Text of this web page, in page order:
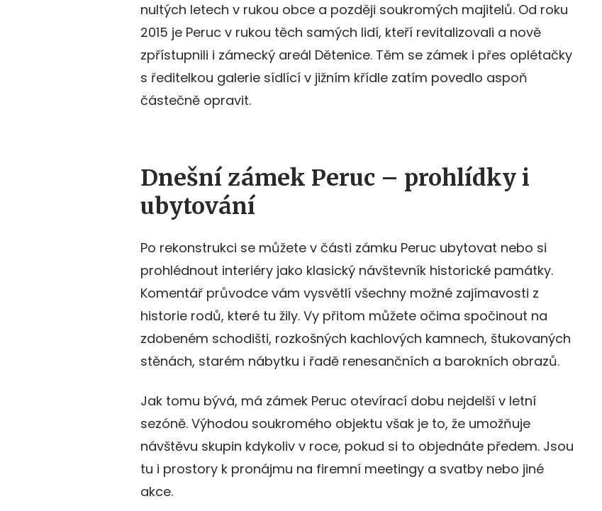
nultých letech v rukou obce a později soukromých majitelů. Od roku
2015 je Peruc v rukou těch samých lidí, kteří revitalizovali a nově
zpřístupnili i zámecký areál Dětenice. Těm se zámek i přes oplétačky
s ředitelkou galerie sídlící v jižním křídle zatím povedlo aspoň
částečně opravit.
Dnešní zámek Peruc – prohlídky i
ubytování
Po rekonstrukci se můžete v části zámku Peruc ubytovat nebo si
prohlédnout interiéry jako klasický návštevník historické památky.
Komentář průvodce vám vysvětlí všechny možné zajímavosti z
historie rodů, které tu žily. Vy přitom můžete očima spočinout na
zdobeném schodišti, rozkošných kachlových kamnech, štukovaných
stěnách, starém nábytku i řadě renesančních a barokních obrazů.
Jak tomu bývá, má zámek Peruc otevírací dobu nejdelší v letní
sezóně. Výhodou soukromého objektu však je to, že umožňuje
návštěvu skupin kdykoliv v roce, pokud si to objednáte předem. Jsou
tu i prostory k pronájmu na firemní meetingy a svatby nebo jiné
akce.